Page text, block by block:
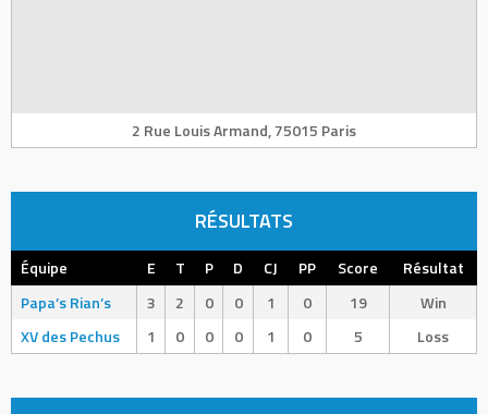
2 Rue Louis Armand, 75015 Paris
RÉSULTATS
Équipe E T P D CJ PP Score
Résultat
Papa’s Rian’s
3 2 0 0 1 0 19
Win
XV des Pechus
1 0 0 0 1 0 5 Loss